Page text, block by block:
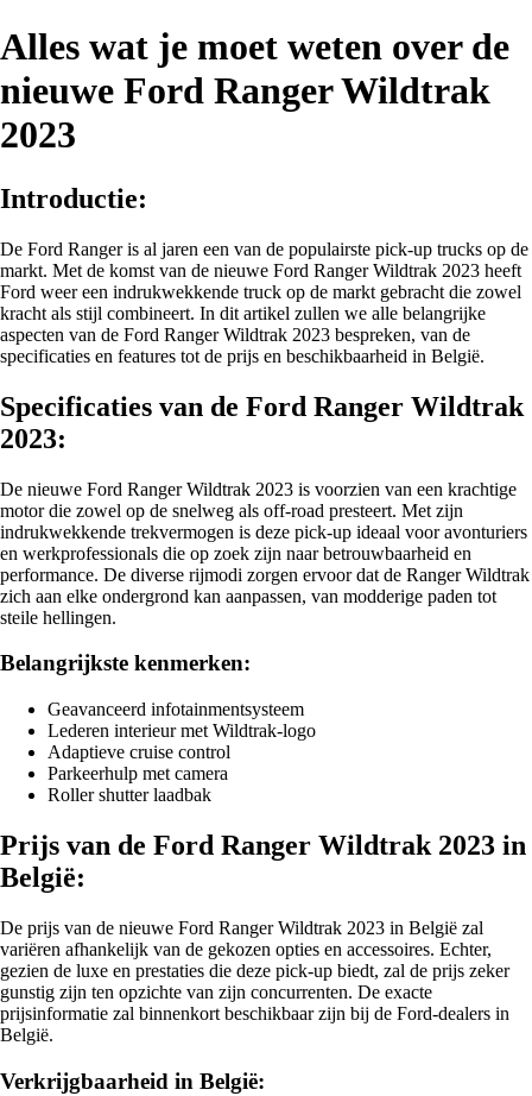
Alles wat je moet weten over de
nieuwe Ford Ranger Wildtrak
2023
Introductie:
De Ford Ranger is al jaren een van de populairste pick-up trucks op de
markt. Met de komst van de nieuwe Ford Ranger Wildtrak 2023 heeft
Ford weer een indrukwekkende truck op de markt gebracht die zowel
kracht als stijl combineert. In dit artikel zullen we alle belangrijke
aspecten van de Ford Ranger Wildtrak 2023 bespreken, van de
specificaties en features tot de prijs en beschikbaarheid in België.
Specificaties van de Ford Ranger Wildtrak
2023:
De nieuwe Ford Ranger Wildtrak 2023 is voorzien van een krachtige
motor die zowel op de snelweg als off-road presteert. Met zijn
indrukwekkende trekvermogen is deze pick-up ideaal voor avonturiers
en werkprofessionals die op zoek zijn naar betrouwbaarheid en
performance. De diverse rijmodi zorgen ervoor dat de Ranger Wildtrak
zich aan elke ondergrond kan aanpassen, van modderige paden tot
steile hellingen.
Belangrijkste kenmerken:
Geavanceerd infotainmentsysteem
Lederen interieur met Wildtrak-logo
Adaptieve cruise control
Parkeerhulp met camera
Roller shutter laadbak
Prijs van de Ford Ranger Wildtrak 2023 in
België:
De prijs van de nieuwe Ford Ranger Wildtrak 2023 in België zal
variëren afhankelijk van de gekozen opties en accessoires. Echter,
gezien de luxe en prestaties die deze pick-up biedt, zal de prijs zeker
gunstig zijn ten opzichte van zijn concurrenten. De exacte
prijsinformatie zal binnenkort beschikbaar zijn bij de Ford-dealers in
België.
Verkrijgbaarheid in België: